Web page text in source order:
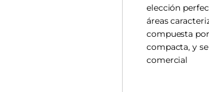
elección
áreas
compuesta
compacta, y
comercial